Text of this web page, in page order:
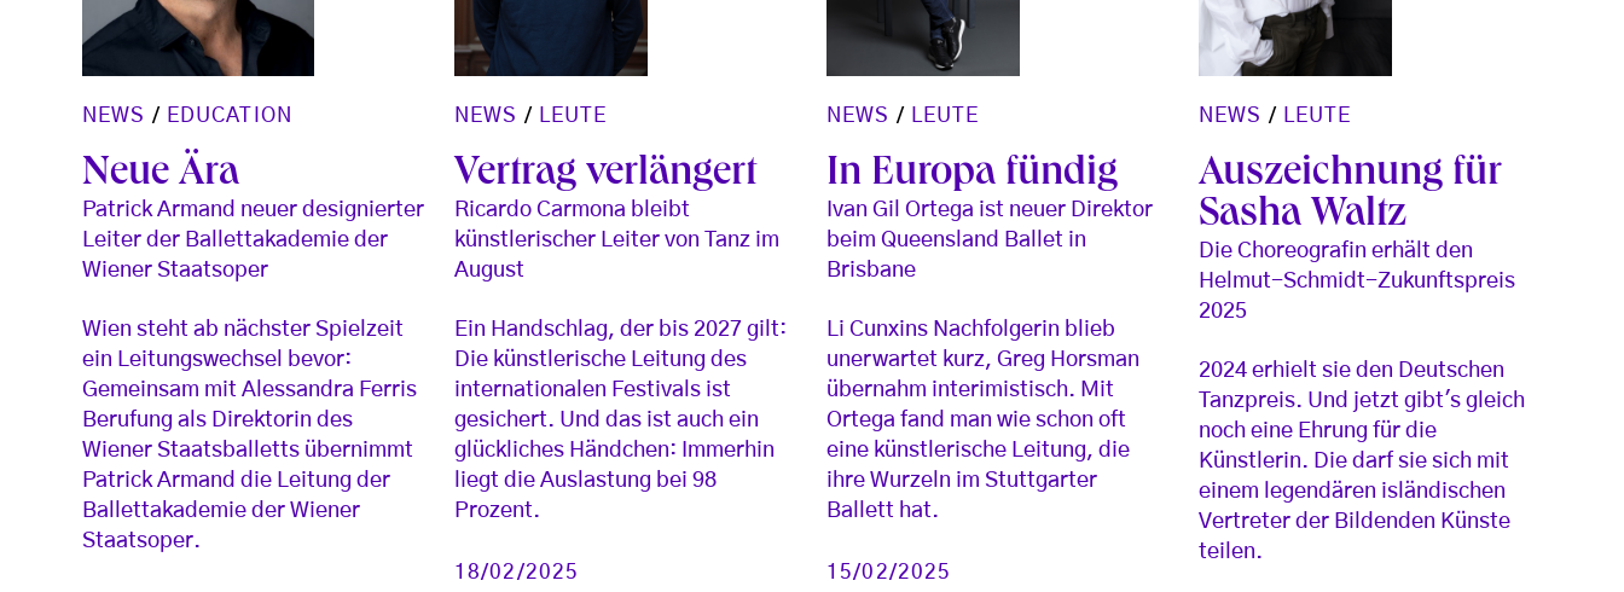
NEWS / EDUCATION
Neue Ära
Patrick Armand neuer designierter
Leiter der Ballettakademie der
Wiener Staatsoper
Wien steht ab nächster Spielzeit
ein Leitungswechsel bevor:
Gemeinsam mit Alessandra Ferris
Berufung als Direktorin des
Wiener Staatsballetts übernimmt
Patrick Armand die Leitung der
Ballettakademie der Wiener
Staatsoper.
NEWS / LEUTE
Vertrag verlängert
Ricardo Carmona bleibt
künstlerischer Leiter von Tanz im
August
Ein Handschlag, der bis 2027 gilt:
Die künstlerische Leitung des
internationalen Festivals ist
gesichert. Und das ist auch ein
glückliches Händchen: Immerhin
liegt die Auslastung bei 98
Prozent.
18/02/2025
NEWS / LEUTE
In Europa fündig
Ivan Gil Ortega ist neuer Direktor
beim Queensland Ballet in
Brisbane
Li Cunxins Nachfolgerin blieb
unerwartet kurz, Greg Horsman
übernahm interimistisch. Mit
Ortega fand man wie schon oft
eine künstlerische Leitung, die
ihre Wurzeln im Stuttgarter
Ballett hat.
15/02/2025
NEWS / LEUTE
Auszeichnung für
Sasha Waltz
Die Choreografin erhält den
Helmut-Schmidt-Zukunftspreis
2025
2024 erhielt sie den Deutschen
Tanzpreis. Und jetzt gibt's gleich
noch eine Ehrung für die
Künstlerin. Die darf sie sich mit
einem legendären isländischen
Vertreter der Bildenden Künste
teilen.